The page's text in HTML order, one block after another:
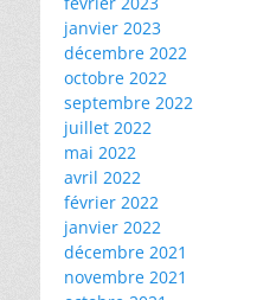
janvier 2023
décembre 2022
octobre 2022
septembre 2022
juillet 2022
mai 2022
avril 2022
février 2022
janvier 2022
décembre 2021
novembre 2021